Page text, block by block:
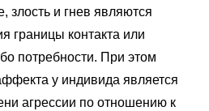
злость и гнев являются
границы контакта или
потребности. При этом
у индивида является
агрессии по отношению к